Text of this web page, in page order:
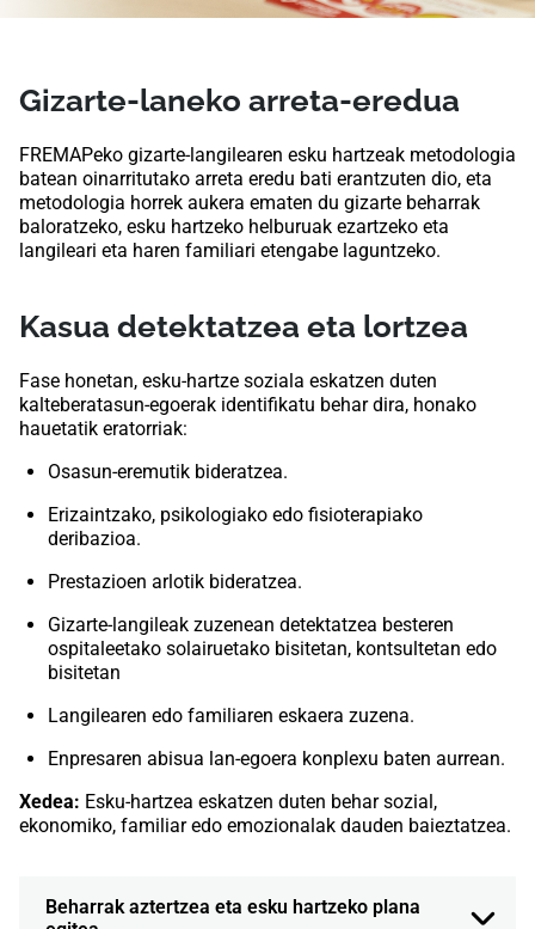
Gizarte-laneko arreta-eredua
FREMAPeko gizarte-langilearen esku hartzeak metodologia
batean oinarritutako arreta eredu bati erantzuten dio, eta
metodologia horrek aukera ematen du gizarte beharrak
baloratzeko, esku hartzeko helburuak ezartzeko eta
langileari eta haren familiari etengabe laguntzeko.
Kasua detektatzea eta lortzea
Fase honetan, esku-hartze soziala eskatzen duten
kalteberatasun-egoerak identifikatu behar dira, honako
hauetatik eratorriak:
Osasun-eremutik bideratzea.
Erizaintzako, psikologiako edo fisioterapiako
deribazioa.
Prestazioen arlotik bideratzea.
Gizarte-langileak zuzenean detektatzea besteren
ospitaleetako solairuetako bisitetan, kontsultetan edo
bisitetan
Langilearen edo familiaren eskaera zuzena.
Enpresaren abisua lan-egoera konplexu baten aurrean.
Xedea: Esku-hartzea eskatzen duten behar sozial,
ekonomiko, familiar edo emozionalak dauden baieztatzea.
Beharrak aztertzea eta esku hartzeko plana